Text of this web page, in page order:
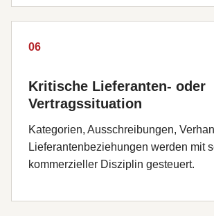
06
Kritische Lieferanten- oder
Vertragssituation
Kategorien, Ausschreibungen,
Lieferantenbeziehungen werden mit
kommerzieller Disziplin gesteuert.